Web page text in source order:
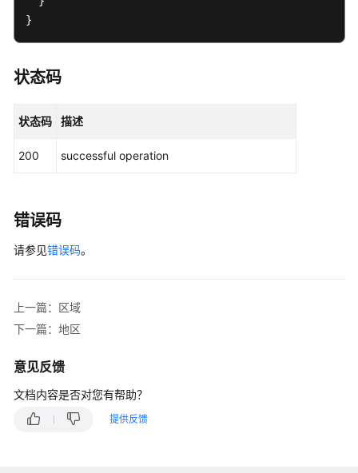
问
题
佳
践
考
责
担
服
等
级
}
状态码
状态码 描述
200 successful operation
错误码
请参见错误码。
上一篇：区域
下一篇：地区
意见反馈
文档内容是否对您有帮助？
提供反馈